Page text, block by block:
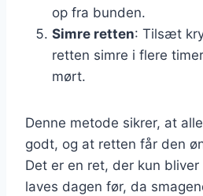
op fra bunden.
Simre retten: Tilsæt
retten simre i flere
mørt.
Denne metode sikrer, at
godt, og at retten får den
Det er en ret, der kun
laves dagen før, da